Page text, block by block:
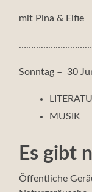
mit Pina & Elfie
Sonntag – 30
MUSIK
Es gibt
Öffentliche